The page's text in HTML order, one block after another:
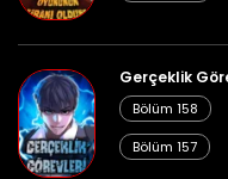
Gerçeklik
Bölüm 158
Bölüm 157